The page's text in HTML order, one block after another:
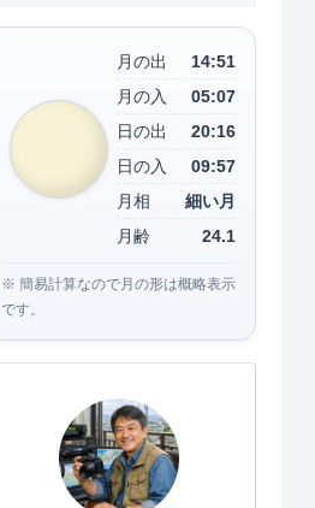
月の出
14:51
月の入
05:07
日の出
20:16
日の入
09:57
月相
細い月
月齢
24.1
※ 簡易計算なので月の形は概略表示
です。